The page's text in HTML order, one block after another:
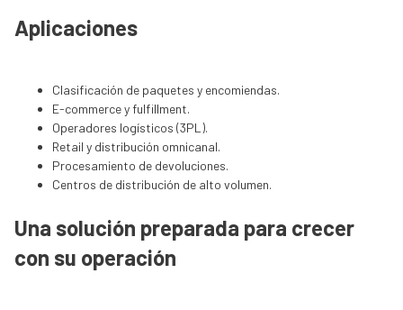
Aplicaciones
Clasificación de paquetes y encomiendas.
E-commerce y fulfillment.
Operadores logísticos (3PL).
Retail y distribución omnicanal.
Procesamiento de devoluciones.
Centros de distribución de alto volumen.
Una solución preparada para crecer
con su operación